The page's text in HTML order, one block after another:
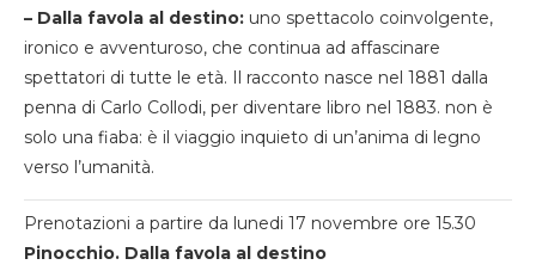
– Dalla favola al destino: uno spettacolo coinvolgente,
ironico e avventuroso, che continua ad affascinare
spettatori di tutte le età. Il racconto nasce nel 1881 dalla
penna di Carlo Collodi, per diventare libro nel 1883. non è
solo una fiaba: è il viaggio inquieto di un’anima di legno
verso l’umanità.
Prenotazioni a partire da lunedi 17 novembre ore 15.30
Pinocchio. Dalla favola al destino